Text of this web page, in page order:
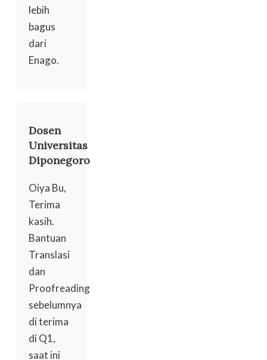
lebih
bagus
dari
Enago.
Dosen
Universitas
Diponegoro
Oiya Bu,
Terima
kasih.
Bantuan
Translasi
dan
Proofreading
sebelumnya
di terima
di Q1,
saat ini